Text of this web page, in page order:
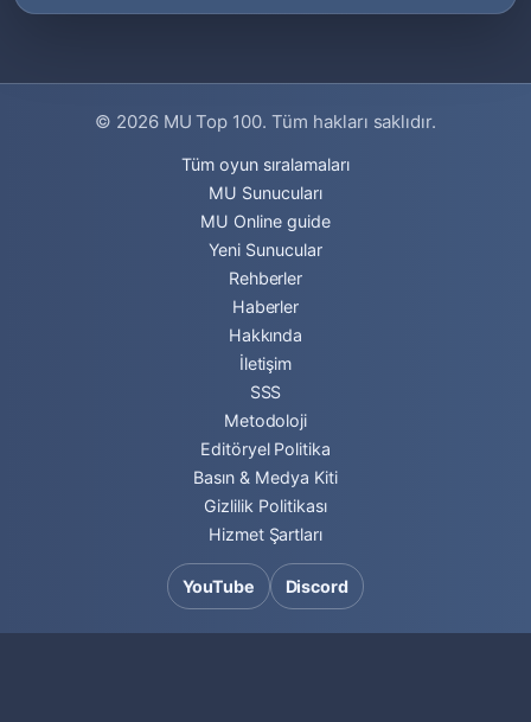
© 2026 MU Top 100. Tüm hakları saklıdır.
Tüm oyun sıralamaları
MU Sunucuları
MU Online guide
Yeni Sunucular
Rehberler
Haberler
Hakkında
İletişim
SSS
Metodoloji
Editöryel Politika
Basın & Medya Kiti
Gizlilik Politikası
Hizmet Şartları
YouTube Discord